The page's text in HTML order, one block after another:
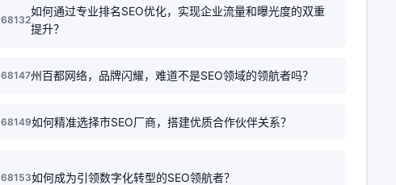
68132
如何通过专业排名SEO优化，实现企业流量和曝光度的双重
提升？
68147州百都网络，品牌闪耀，难道不是SEO领域的领航者吗？
68149如何精准选择市SEO厂商，搭建优质合作伙伴关系？
68153如何成为引领数字化转型的SEO领航者？